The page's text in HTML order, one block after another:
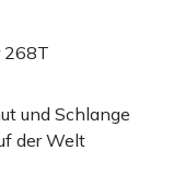
268T
und Schlange
der Welt